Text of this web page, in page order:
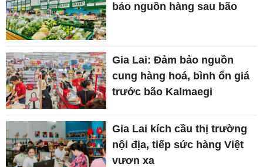
bảo nguồn hàng sau bão
Gia Lai: Đảm bảo nguồn
cung hàng hoá, bình ổn giá
trước bão Kalmaegi
Gia Lai kích cầu thị trường
nội địa, tiếp sức hàng Việt
vươn xa